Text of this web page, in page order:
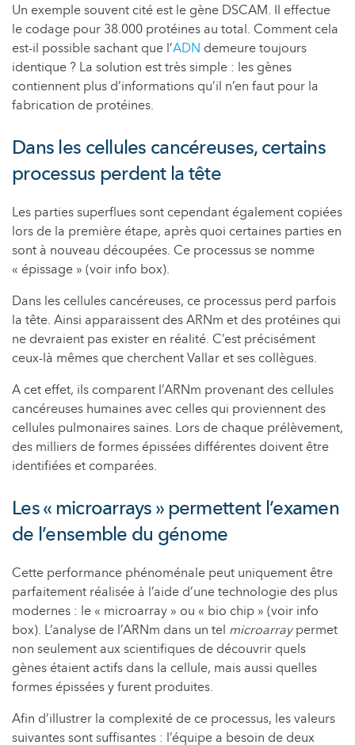
Un exemple souvent cité est le gène DSCAM. Il effectue
le codage pour 38.000 protéines au total. Comment cela
est-il possible sachant que l’ADN demeure toujours
identique ? La solution est très simple : les gènes
contiennent plus d’informations qu’il n’en faut pour la
fabrication de protéines.
Dans les cellules cancéreuses, certains
processus perdent la tête
Les parties superflues sont cependant également copiées
lors de la première étape, après quoi certaines parties en
sont à nouveau découpées. Ce processus se nomme
« épissage » (voir info box).
Dans les cellules cancéreuses, ce processus perd parfois
la tête. Ainsi apparaissent des ARNm et des protéines qui
ne devraient pas exister en réalité. C’est précisément
ceux-là mêmes que cherchent Vallar et ses collègues.
A cet effet, ils comparent l’ARNm provenant des cellules
cancéreuses humaines avec celles qui proviennent des
cellules pulmonaires saines. Lors de chaque prélèvement,
des milliers de formes épissées différentes doivent être
identifiées et comparées.
Les « microarrays » permettent l’examen
de l’ensemble du génome
Cette performance phénoménale peut uniquement être
parfaitement réalisée à l’aide d’une technologie des plus
modernes : le « microarray » ou « bio chip » (voir info
box). L’analyse de l’ARNm dans un tel microarraypermet
non seulement aux scientifiques de découvrir quels
gènes étaient actifs dans la cellule, mais aussi quelles
formes épissées y furent produites.
Afin d’illustrer la complexité de ce processus, les valeurs
suivantes sont suffisantes : l’équipe a besoin de deux